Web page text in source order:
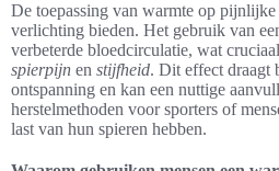
De toepassing van warmte op pijnlijke
verlichting bieden. Het gebruik van
verbeterde bloedcirculatie, wat
spierpijn en stijfheid. Dit effect draagt
ontspanning en kan een nuttige
herstelmethoden voor sporters of
last van hun spieren hebben.